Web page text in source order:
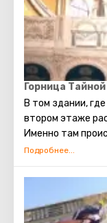
иудаизме и в
Горница
В том здании,
втором этаже
Именно там
его апостолов,
апостолы Христа
языков и
завет. Сцена